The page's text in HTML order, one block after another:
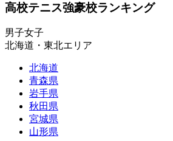
高校テニス強豪校ランキング
男子女子
北海道・東北エリア
北海道
青森県
岩手県
秋田県
宮城県
山形県